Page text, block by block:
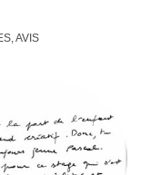
AVIS